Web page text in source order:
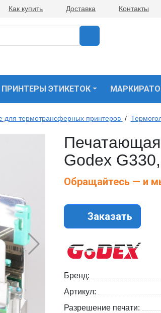
Как купить Доставка Контакты
ПРИНТЕРЫ ЭТИКЕТОК
термотрансферных принтеров /
Печатающая
Godex
Обращайтесь — и
Заказать
Бренд:
Артикул:
Разрешение печати: